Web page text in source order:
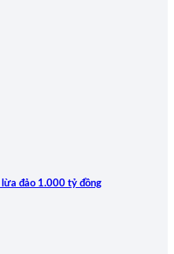
đảo 1.000 tỷ đồng